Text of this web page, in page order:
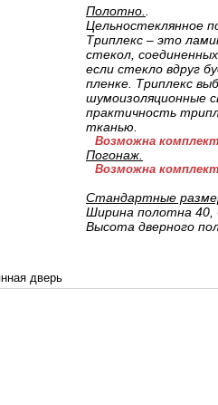
Полотно.
Цельностеклянное
Триплекс – это
стекол,
если стекло вдруг
пленке. Триплекс
шумоизоляционные
практичность
тканью.
Возможна
Погонаж.
Возможна
Стандартные
Ширина полотна 40,
Высота дверного
дверь